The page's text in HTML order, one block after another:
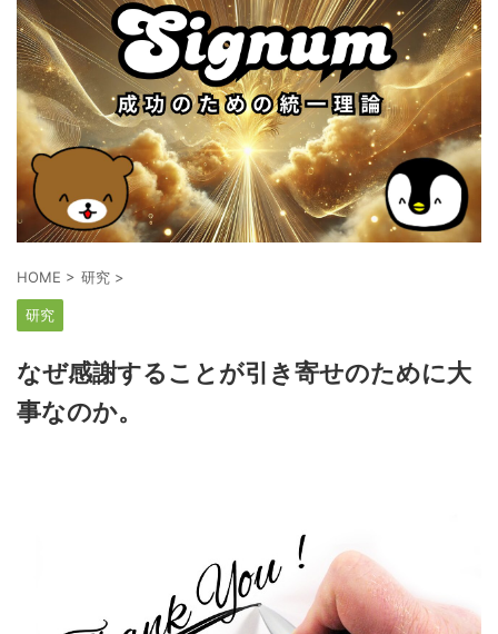
HOME > 研究 >
研究
なぜ感謝することが引き寄せのために大
事なのか。